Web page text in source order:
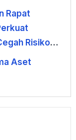
Rapat
Risiko
Aset